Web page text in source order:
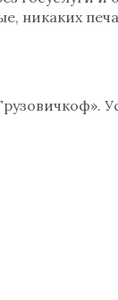
никаких